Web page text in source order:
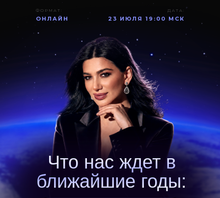
Что нас ждет в
ближайшие годы:
ФОРМАТ: ДАТА:
ОНЛАЙН 23 ИЮЛЯ 19:00 МСК